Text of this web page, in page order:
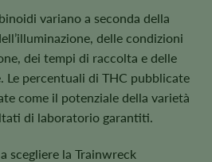
variano a seconda della
delle condizioni
dei tempi di raccolta e delle
Le percentuali di THC pubblicate
come il potenziale della varietà
di laboratorio garantiti.
scegliere la Trainwreck